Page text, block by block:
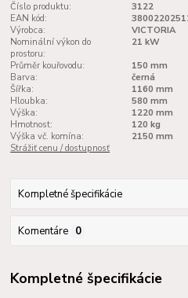
Číslo produktu:
3122
EAN kód:
Výrobca:
VICTORIA
Nominální výkon do
prostoru:
21 kW
Průměr kouřovodu:
150 mm
Barva:
černá
Šířka:
1160 mm
Hloubka:
580 mm
Výška:
1220 mm
Hmotnost:
120 kg
Výška vč. komína:
2150 mm
Strážiť cenu / dostupnosť
Kompletné špecifikácie
Komentáre 0
Kompletné špecifikácie